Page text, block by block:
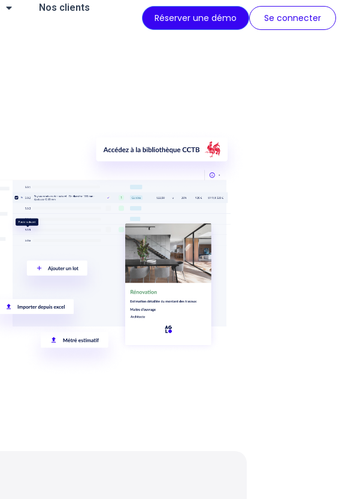
Nos clients
Réserver une démo Se connecter